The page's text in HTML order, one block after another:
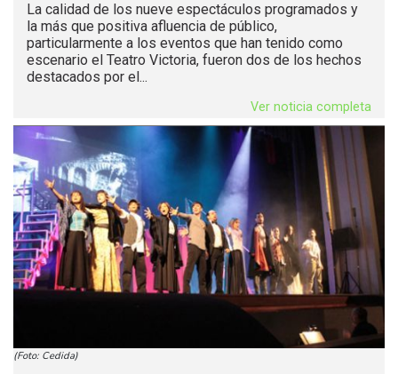
La calidad de los nueve espectáculos programados y
la más que positiva afluencia de público,
particularmente a los eventos que han tenido como
escenario el Teatro Victoria, fueron dos de los hechos
destacados por el...
Ver noticia completa
(Foto: Cedida)